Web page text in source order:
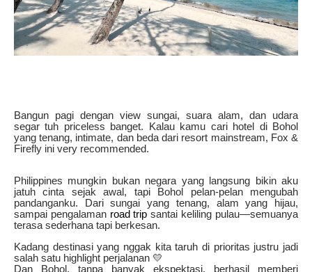
Bangun pagi dengan view sungai, suara alam, dan udara
segar tuh priceless banget. Kalau kamu cari hotel di Bohol
yang tenang, intimate, dan beda dari resort mainstream, Fox &
Firefly ini very recommended.
Philippines mungkin bukan negara yang langsung bikin aku
jatuh cinta sejak awal, tapi Bohol pelan-pelan mengubah
pandanganku. Dari sungai yang tenang, alam yang hijau,
sampai pengalaman road trip santai keliling pulau—semuanya
terasa sederhana tapi berkesan.
Kadang destinasi yang nggak kita taruh di prioritas justru jadi
salah satu highlight perjalanan 💛
Dan Bohol, tanpa banyak ekspektasi, berhasil memberi